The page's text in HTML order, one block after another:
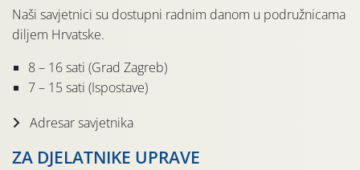
Naši savjetnici su dostupni radnim danom u podružnicama
diljem Hrvatske.
8 – 16 sati (Grad Zagreb)
7 – 15 sati (Ispostave)
Adresar savjetnika
ZA DJELATNIKE UPRAVE